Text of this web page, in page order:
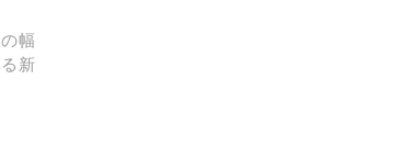
幅
新